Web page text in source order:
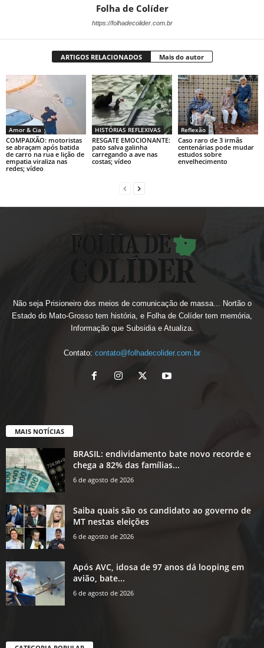
Folha de Colíder
https://folhadecolider.com.br
ARTIGOS RELACIONADOS Mais do autor
Amor & Cia
COMPAIXÃO: motoristas
se abraçam após batida
de carro na rua e lição de
empatia viraliza nas
redes; vídeo
HISTÓRIAS REFLEXIVAS
RESGATE EMOCIONANTE:
pato salva galinha
carregando a ave nas
costas; vídeo
Reflexão
Caso raro de 3 irmãs
centenárias pode mudar
estudos sobre
envelhecimento
Não seja Prisioneiro dos meios de comunicação de massa... Nortão o
Estado do Mato-Grosso tem história, e Folha de Colíder tem memória,
Informação que Subsidia e Atualiza.
Contato: contato@folhadecolider.com.br
MAIS NOTÍCIAS
BRASIL: endividamento bate novo recorde e
chega a 82% das famílias...
6 de agosto de 2026
Saiba quais são os candidato ao governo de
MT nestas eleições
6 de agosto de 2026
Após AVC, idosa de 97 anos dá looping em
avião, bate...
6 de agosto de 2026